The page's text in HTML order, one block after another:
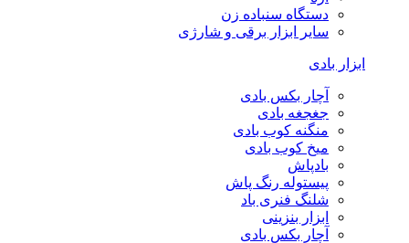
دستگاه سنباده زن
سایر ابزار برقی و شارژی
ابزار بادی
آچار بکس بادی
جغجغه بادی
منگنه کوب بادی
میخ کوب بادی
بادپاش
پیستوله رنگ پاش
شلنگ فنری باد
ابزار بنزینی
آچار بکس بادی